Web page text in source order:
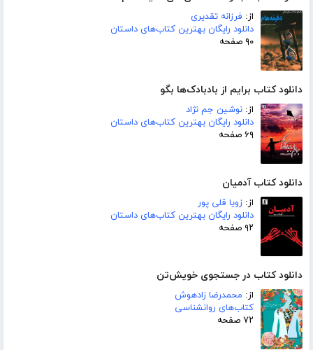
از: فرزانه تقدیری
دانلود رایگان بهترین کتاب‌های داستان
۹۰ صفحه
دانلود کتاب برایم از بادبادک‌ها بگو
از: نوشین جم نژاد
دانلود رایگان بهترین کتاب‌های داستان
۶۹ صفحه
دانلود کتاب آدمیان
از: زویا قلی پور
دانلود رایگان بهترین کتاب‌های داستان
۹۲ صفحه
دانلود کتاب در جستجوی خویش‌تن
از: محمدرضا زادهوش
کتاب‌های روانشناسی
۷۲ صفحه